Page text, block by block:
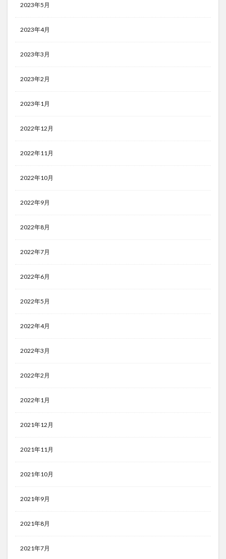
2023年5月
2023年4月
2023年3月
2023年2月
2023年1月
2022年12月
2022年11月
2022年10月
2022年9月
2022年8月
2022年7月
2022年6月
2022年5月
2022年4月
2022年3月
2022年2月
2022年1月
2021年12月
2021年11月
2021年10月
2021年9月
2021年8月
2021年7月